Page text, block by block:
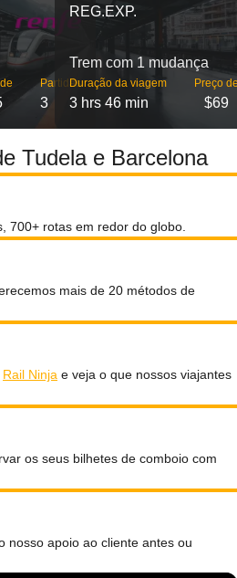
Partidas
3
REG.EXP.
Trem com 1 mudança
Duração da viagem
3 hrs 46 min
Preço
$69
Tudela e Barcelona
700+ rotas em redor do globo.
mais de 20 métodos de
Rail Ninja e veja o que nossos viajantes
os seus bilhetes de comboio com
nosso apoio ao cliente antes ou